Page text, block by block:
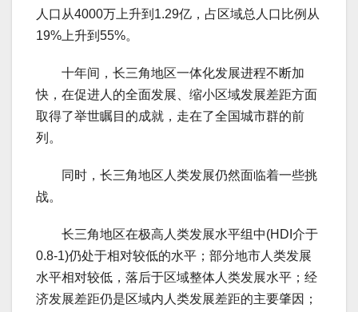
人口从4000万上升到1.29亿，占区域总人口比例从
19%上升到55%。
十年间，长三角地区一体化发展进程不断加
快，在促进人的全面发展、缩小区域发展差距方面
取得了举世瞩目的成就，走在了全国城市群的前
列。
同时，长三角地区人类发展仍然面临着一些挑
战。
长三角地区在极高人类发展水平组中(HDI介于
0.8-1)仍处于相对较低的水平；部分地市人类发展
水平相对较低，落后于区域整体人类发展水平；经
济发展差距仍是区域内人类发展差距的主要肇因；